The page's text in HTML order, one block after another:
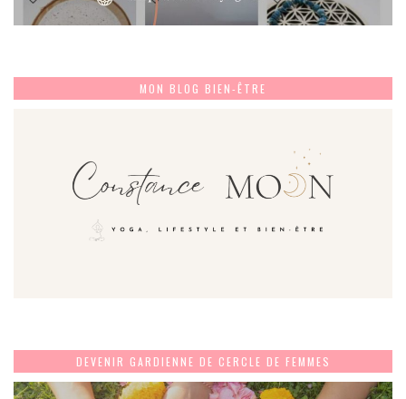
MON BLOG BIEN-ÊTRE
DEVENIR GARDIENNE DE CERCLE DE FEMMES